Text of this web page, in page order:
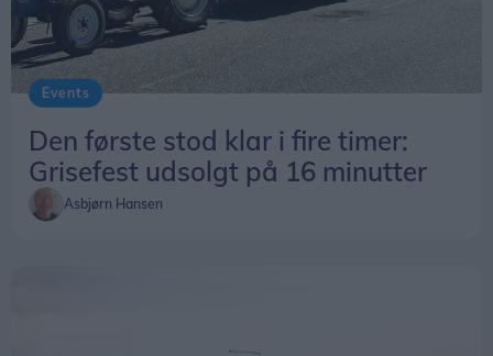
Events
Den første stod klar i fire timer:
Grisefest udsolgt på 16 minutter
Asbjørn Hansen